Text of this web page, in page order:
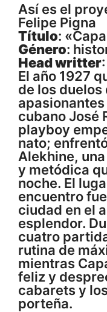
Así es el
Felipe Pigna
Título:
Género:
Head writter
El año 1927
de los duelos
cubano José
playboy
nato;
Alekhine,
y metódica
noche. El
encuentro
ciudad en el
esplendor.
cuatro
rutina de
mientras
feliz y
cabarets y
porteña.